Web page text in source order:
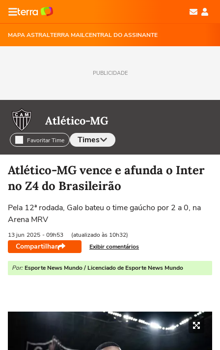
MAPA ASTRALTERRA MAILCENTRAL DO ASSINANTE
PUBLICIDADE
Atlético-MG
Favoritar Time Times
Selecione o time para ver as notícias
Atlético-MG vence e afunda o Inter
no Z4 do Brasileirão
Pela 12ª rodada, Galo bateu o time gaúcho por 2 a 0, na
Arena MRV
13 jun 2025 - 09h53 (atualizado às 10h32)
Compartilhar Exibir comentários
Por: Esporte News Mundo / Licenciado de Esporte News Mundo